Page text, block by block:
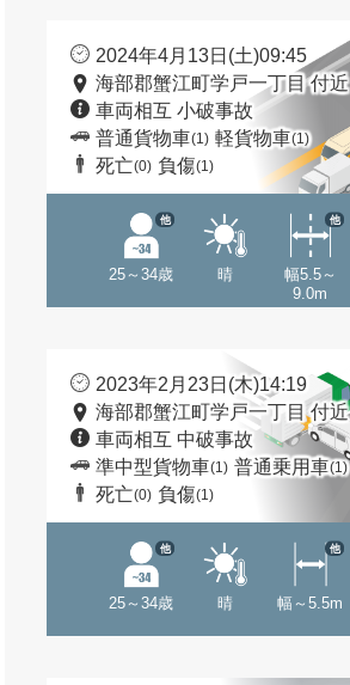
2024年4月13日(土)09:45
海部郡蟹江町学戸一丁目 付近
車両相互 小破事故
普通貨物車(1) 軽貨物車(1)
死亡(0) 負傷(1)
25～34歳
他
晴
幅5.5～
9.0m
他
2023年2月23日(木)14:19
海部郡蟹江町学戸一丁目 付近
車両相互 中破事故
準中型貨物車(1) 普通乗用車(1)
死亡(0) 負傷(1)
25～34歳
他
晴 幅～5.5m
他